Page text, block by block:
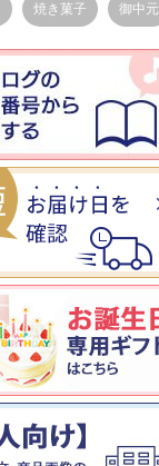
焼き菓子 御中元